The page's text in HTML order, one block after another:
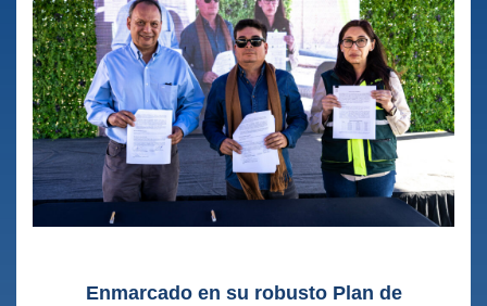
Enmarcado en su robusto Plan de